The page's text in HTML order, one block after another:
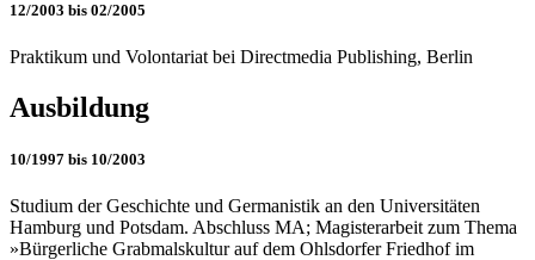
12/2003 bis 02/2005
Praktikum und Volontariat bei Directmedia Publishing, Berlin
Ausbildung
10/1997 bis 10/2003
Studium der Geschichte und Germanistik an den Universitäten
Hamburg und Potsdam. Abschluss MA; Magisterarbeit zum Thema
»Bürgerliche Grabmalskultur auf dem Ohlsdorfer Friedhof im